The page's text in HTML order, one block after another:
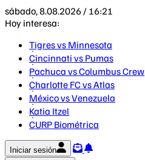
sábado, 8.08.2026 / 16:21
Hoy interesa:
Tigres vs Minnesota
Cincinnati vs Pumas
Pachuca vs Columbus Crew
Charlotte FC vs Atlas
México vs Venezuela
Katia Itzel
CURP Biométrica
Iniciar sesión